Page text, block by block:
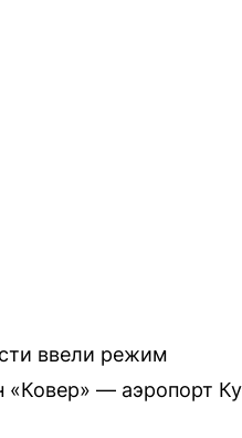
ввели режим
«Ковер» — аэропорт